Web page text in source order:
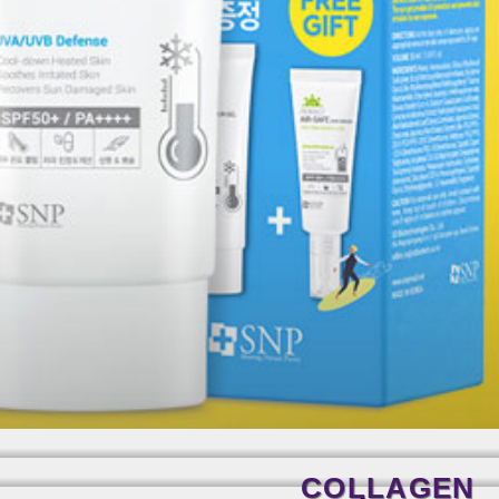
COLLAGEN